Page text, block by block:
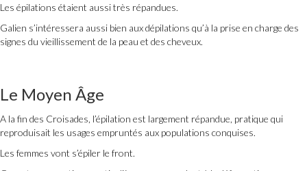
Les épilations étaient aussi très répandues.
Galien s’intéressera aussi bien aux dépilations qu’à la prise en charge des
signes du vieillissement de la peau et des cheveux.
Le Moyen Âge
A la fin des Croisades, l’épilation est largement répandue, pratique qui
reproduisait les usages empruntés aux populations conquises.
Les femmes vont s’épiler le front.